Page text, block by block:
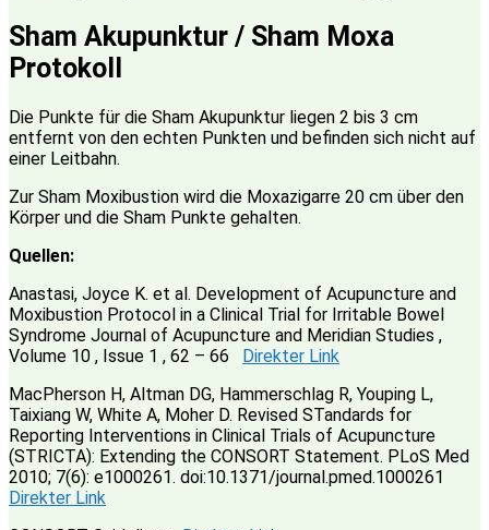
Sham Akupunktur / Sham Moxa
Protokoll
Die Punkte für die Sham Akupunktur liegen 2 bis 3 cm
entfernt von den echten Punkten und befinden sich nicht auf
einer Leitbahn.
Zur Sham Moxibustion wird die Moxazigarre 20 cm über den
Körper und die Sham Punkte gehalten.
Quellen:
Anastasi, Joyce K. et al. Development of Acupuncture and
Moxibustion Protocol in a Clinical Trial for Irritable Bowel
Syndrome Journal of Acupuncture and Meridian Studies ,
Volume 10 , Issue 1 , 62 – 66 Direkter Link
MacPherson H, Altman DG, Hammerschlag R, Youping L,
Taixiang W, White A, Moher D. Revised STandards for
Reporting Interventions in Clinical Trials of Acupuncture
(STRICTA): Extending the CONSORT Statement. PLoS Med
2010; 7(6): e1000261. doi:10.1371/journal.pmed.1000261
Direkter Link